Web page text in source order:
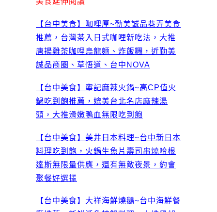
【台中美食】咖哩厚~勤美誠品巷弄美食
推薦，台灣茶入日式咖哩新吃法，大推
唐揚雞茶咖哩烏龍麵、炸飯糰，近勤美
誠品商圈、草悟道、台中NOVA
【台中美食】寧記麻辣火鍋~高CP值火
鍋吃到飽推薦，媲美台北名店麻辣湯
頭，大推滑嫩鴨血無限吃到飽
【台中美食】美井日本料理~台中新日本
料理吃到飽，火鍋生魚片壽司串燒哈根
達斯無限量供應，還有無敵夜景，約會
聚餐好選擇
【台中美食】大祥海鮮燒鵝~台中海鮮餐